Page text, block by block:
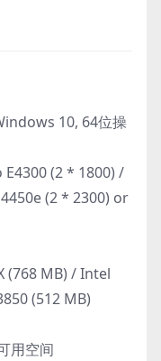
10, 64位操
(2 * 1800) /
(2 * 2300) or
(768 MB) / Intel
(512 MB)
用空间